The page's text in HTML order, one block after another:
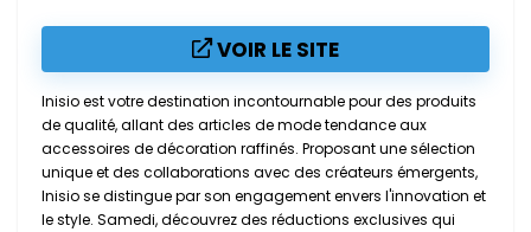
VOIR LE SITE
Inisio est votre destination incontournable pour des produits
de qualité, allant des articles de mode tendance aux
accessoires de décoration raffinés. Proposant une sélection
unique et des collaborations avec des créateurs émergents,
Inisio se distingue par son engagement envers l'innovation et
le style. Samedi, découvrez des réductions exclusives qui